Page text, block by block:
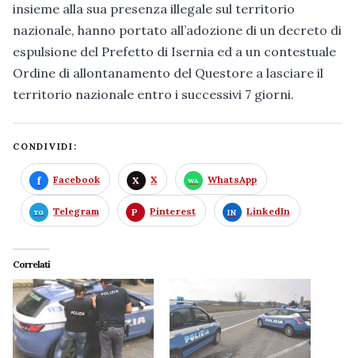
insieme alla sua presenza illegale sul territorio
nazionale, hanno portato all’adozione di un decreto di
espulsione del Prefetto di Isernia ed a un contestuale
Ordine di allontanamento del Questore a lasciare il
territorio nazionale entro i successivi 7 giorni.
CONDIVIDI:
Facebook X WhatsApp
Telegram Pinterest LinkedIn
Correlati